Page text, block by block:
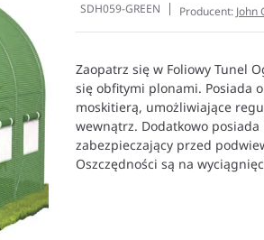
SDH059-GREEN Producent: John
Zaopatrz się w Foliowy Tunel
się obfitymi plonami. Posiada
moskitierą, umożliwiające
wewnątrz. Dodatkowo posiada
zabezpieczający przed
Oszczędności są na